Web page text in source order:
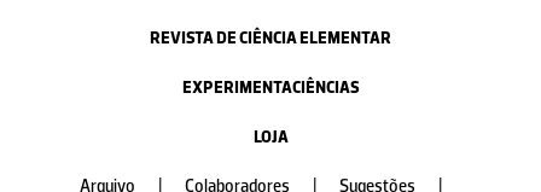
REVISTA DE CIÊNCIA ELEMENTAR
EXPERIMENTACIÊNCIAS
LOJA
Arquivo Colaboradores Sugestões